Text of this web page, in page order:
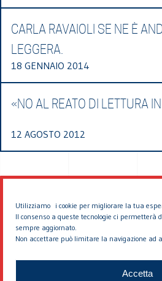
Utilizziamo i cookie per migliorare la tua
Il consenso a queste tecnologie ci permetterà
sempre aggiornato.
Non accettare può limitare la navigazione ad
Accetta
CARLA RAVAIOLI SE NE È
LEGGERA.
18 GENNAIO 2014
«NO AL REATO DI LETTURA
12 AGOSTO 2012
© 2026